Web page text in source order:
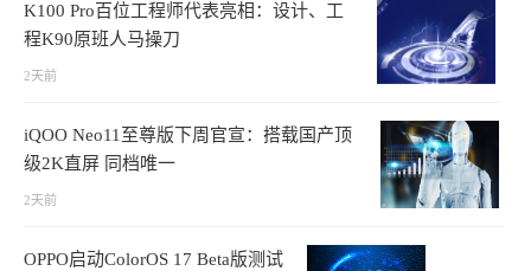
K100 Pro百位工程师代表亮相：设计、工
程K90原班人马操刀
2天前
iQOO Neo11至尊版下周官宣：搭载国产顶
级2K直屏 同档唯一
2天前
OPPO启动ColorOS 17 Beta版测试